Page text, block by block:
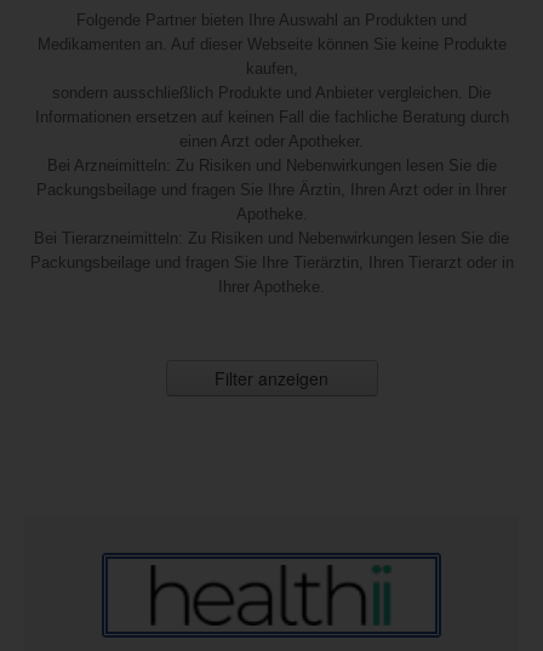
Folgende Partner bieten Ihre Auswahl an Produkten und
Medikamenten an. Auf dieser Webseite können Sie keine Produkte
kaufen,
sondern ausschließlich Produkte und Anbieter vergleichen. Die
Informationen ersetzen auf keinen Fall die fachliche Beratung durch
einen Arzt oder Apotheker.
Bei Arzneimitteln: Zu Risiken und Nebenwirkungen lesen Sie die
Packungsbeilage und fragen Sie Ihre Ärztin, Ihren Arzt oder in Ihrer
Apotheke.
Bei Tierarzneimitteln: Zu Risiken und Nebenwirkungen lesen Sie die
Packungsbeilage und fragen Sie Ihre Tierärztin, Ihren Tierarzt oder in
Ihrer Apotheke.
Filter anzeigen